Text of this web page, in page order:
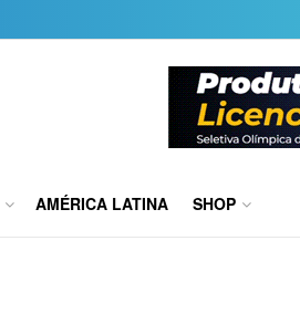
AMÉRICA LATINA SHOP